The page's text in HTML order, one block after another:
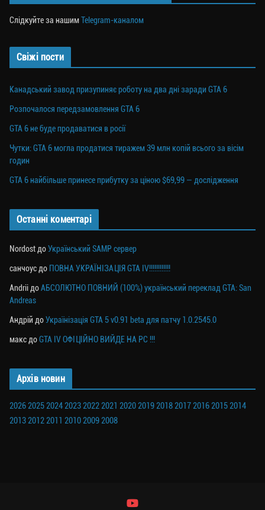
Слідкуйте за нашимTelegram-каналом
Свіжі пости
Канадський завод призупиняє роботу на два дні заради GTA 6
Розпочалося передзамовлення GTA 6
GTA 6 не буде продаватися в росії
Чутки: GTA 6 могла продатися тиражем 39 млн копій всього за вісім
годин
GTA 6 найбільше принесе прибутку за ціною $69,99 — дослідження
Останні коментарі
Nordost доУкраїнський SAMP сервер
санчоус до ПОВНА УКРАЇНІЗАЦІЯ GTA IV!!!!!!!!!!!!
Andrii доАБСОЛЮТНО ПОВНИЙ (100%) український переклад GTA: San
Andreas
Андрій доУкраїнізація GTA 5 v0.91 beta для патчу 1.0.2545.0
макс доGTA IV ОФІЦІЙНО ВИЙДЕ НА PC !!!
Архів новин
202620252024202320222021 2020201920182017201620152014
201320122011 201020092008